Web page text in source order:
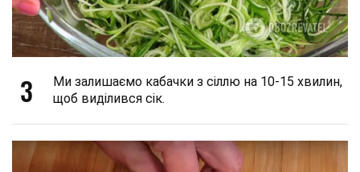
3
Ми залишаємо кабачки з сіллю на 10-15 хвилин,
щоб виділився сік.